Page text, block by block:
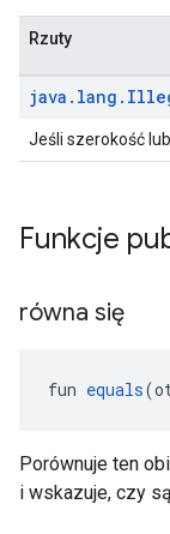
Rzuty
java . lang .
Jeśli szerokość
Funkcje
równa się
fun equals
Porównuje ten
i wskazuje, czy